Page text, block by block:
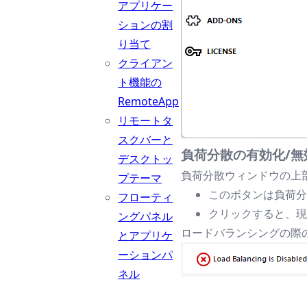
アプリケー
ションの割
り当て
クライアン
ト機能の
RemoteApp
リモートタ
スクバーと
デスクトッ
プテーマ
フローティ
ングパネル
とアプリケ
ーションパ
ネル
負荷分散の有効化/無
負荷分散ウィンドウの
このボタンは負荷
クリックすると、
ロードバランシングの